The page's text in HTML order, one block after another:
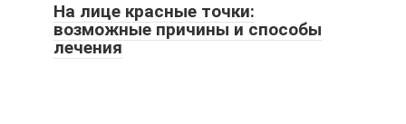
На лице красные точки:
возможные причины и способы
лечения